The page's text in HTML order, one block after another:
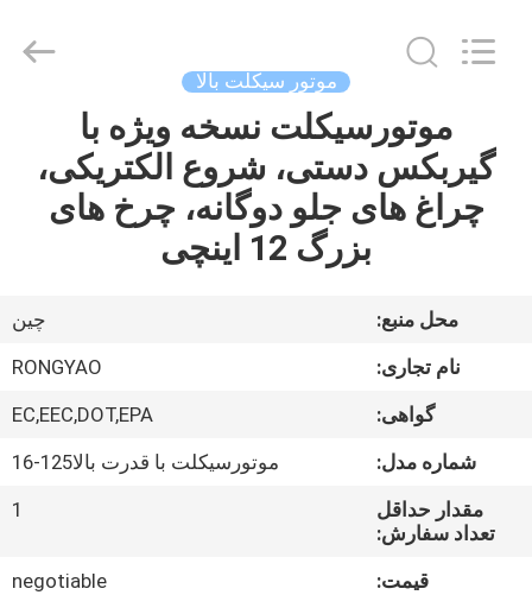
محصولات
کارخانه
کنترل
کیفیت
Vehicle
Co.,Ltd.
موتور سیکلت بالا
موتورسیکلت نسخه ویژه با
گیربکس دستی، شروع الکتریکی،
چراغ های جلو دوگانه، چرخ های
بزرگ 12 اینچی
محل منبع:
چین
نام تجاری:
RONGYAO
گواهی:
EC,EEC,DOT,EPA
شماره مدل:
موتورسیکلت با قدرت بالا125-16
مقدار حداقل
تعداد سفارش:
1
قیمت:
negotiable